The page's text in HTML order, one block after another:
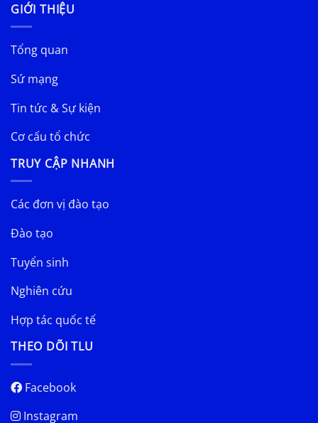
GIỚI THIỆU
Tổng quan
Sứ mạng
Tin tức & Sự kiện
Cơ cấu tổ chức
TRUY CẬP NHANH
Các đơn vị đào tạo
Đào tạo
Tuyển sinh
Nghiên cứu
Hợp tác quốc tế
THEO DÕI TLU
Facebook
Instagram